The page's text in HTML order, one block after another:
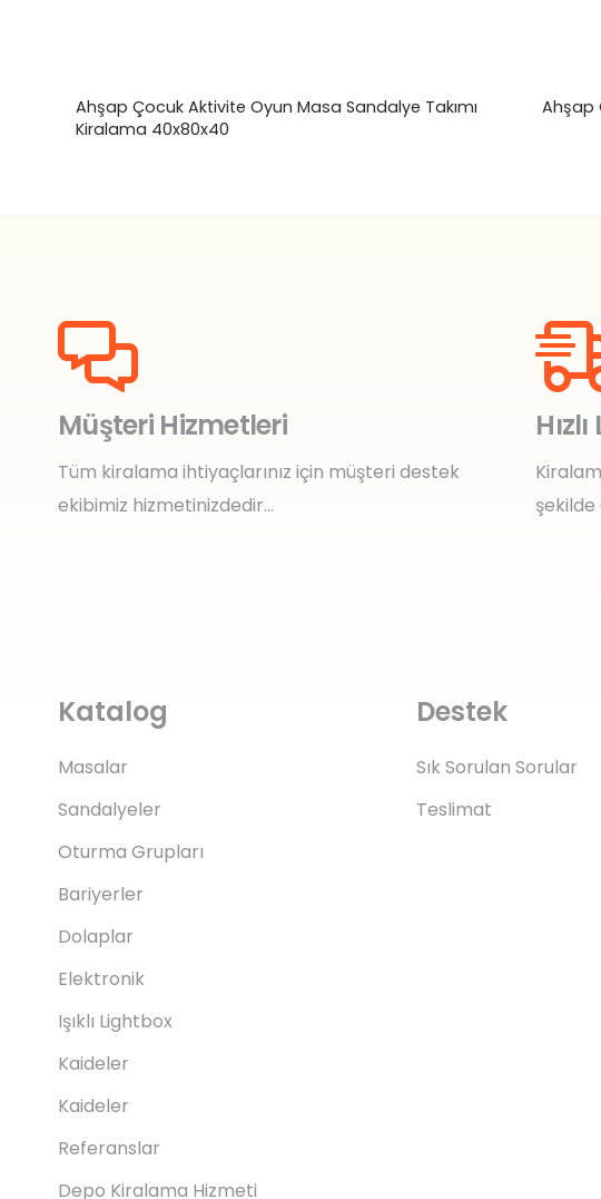
Ahşap Çocuk Aktivite Oyun Masa Sandalye Takımı
Kiralama 40x80x40
Ahşap
Müşteri Hizmetleri
Tüm kiralama ihtiyaçlarınız için müşteri destek
ekibimiz hizmetinizdedir…
Katalog
Masalar
Sandalyeler
Oturma Grupları
Bariyerler
Dolaplar
Elektronik
Işıklı Lightbox
Kaideler
Kaideler
Referanslar
Depo Kiralama Hizmeti
Destek
Sık Sorulan Sorular
Teslimat